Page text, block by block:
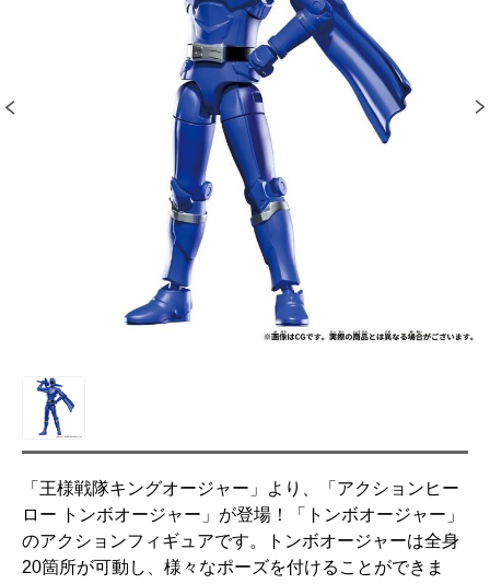
「王様戦隊キングオージャー」より、「アクションヒー
ロー トンボオージャー」が登場！「トンボオージャー」
のアクションフィギュアです。トンボオージャーは全身
20箇所が可動し、様々なポーズを付けることができま